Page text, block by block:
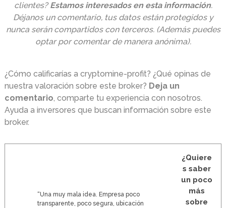
clientes?Estamos interesados en esta información.
Déjanos un comentario, tus datos están protegidos y
nunca serán compartidos con terceros. (Además puedes
optar por comentar de manera anónima).
¿Cómo calificarías a cryptomine-profit? ¿Qué opinas de
nuestra valoración sobre este broker? Deja un
comentario, comparte tu experiencia con nosotros.
Ayuda a inversores que buscan información sobre este
broker.
“Una muy mala idea. Empresa poco
transparente, poco segura, ubicación
¿Quiere
s saber
un poco
más
sobre